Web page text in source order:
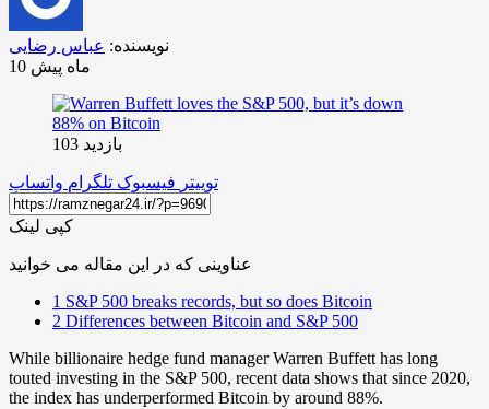
نویسنده: عباس رضایی
10 ماه پیش
بازدید 103
توییتر فیسبوک تلگرام واتساپ
کپی لینک
عناوینی که در این مقاله می خوانید
1 S&P 500 breaks records, but so does Bitcoin
2 Differences between Bitcoin and S&P 500
While billionaire hedge fund manager Warren Buffett has long
touted investing in the S&P 500, recent data shows that since 2020,
the index has underperformed Bitcoin by around 88%.